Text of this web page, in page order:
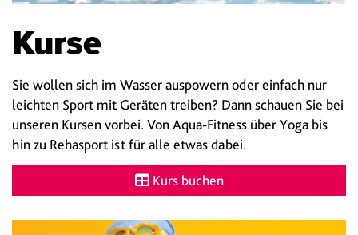
Kurse
Sie wollen sich im Wasser auspowern oder einfach nur
leichten Sport mit Geräten treiben? Dann schauen Sie bei
unseren Kursen vorbei. Von Aqua-Fitness über Yoga bis
hin zu Rehasport ist für alle etwas dabei.
Kurs buchen